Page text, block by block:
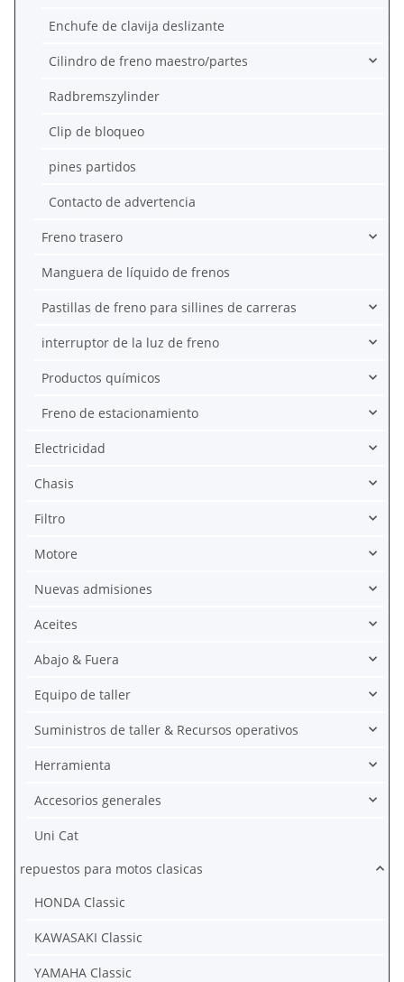
Enchufe de clavija deslizante
Cilindro de freno maestro/partes
Radbremszylinder
Clip de bloqueo
pines partidos
Contacto de advertencia
Freno trasero
Manguera de líquido de frenos
Pastillas de freno para sillines de carreras
interruptor de la luz de freno
Productos químicos
Freno de estacionamiento
Electricidad
Chasis
Filtro
Motore
Nuevas admisiones
Aceites
Abajo & Fuera
Equipo de taller
Suministros de taller & Recursos operativos
Herramienta
Accesorios generales
Uni Cat
repuestos para motos clasicas
HONDA Classic
KAWASAKI Classic
YAMAHA Classic